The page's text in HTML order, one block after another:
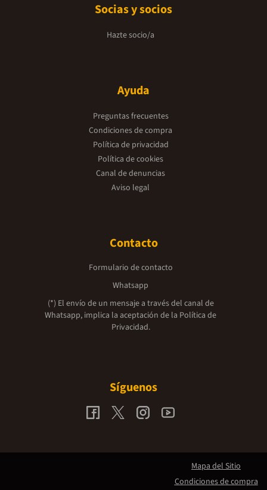
Socias y socios
Hazte socio/a
Ayuda
Preguntas frecuentes
Condiciones de compra
Política de privacidad
Política de cookies
Canal de denuncias
Aviso legal
Contacto
Formulario de contacto
Whatsapp
(*) El envío de un mensaje a través del canal de
Whatsapp, implica la aceptación de la Política de
Privacidad.
Síguenos
Mapa del Sitio
Condiciones de compra